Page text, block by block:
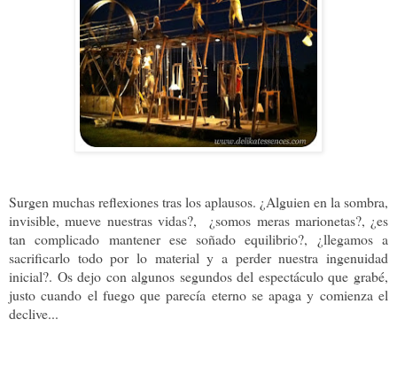
Surgen muchas reflexiones tras los aplausos. ¿Alguien en la sombra,
invisible, mueve nuestras vidas?,
¿somos meras marionetas?, ¿es
tan complicado mantener ese soñado equilibrio?, ¿llegamos a
sacrificarlo todo por lo material y a perder nuestra ingenuidad
inicial?. Os dejo con algunos segundos del espectáculo que grabé,
justo cuando el fuego que parecía eterno se apaga y comienza el
declive...